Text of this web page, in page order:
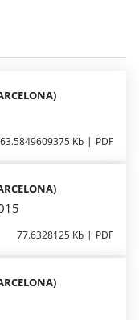
Kb PDF
77.6328125 Kb PDF